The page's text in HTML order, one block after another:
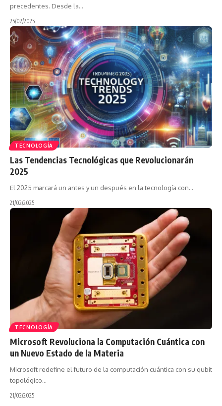
precedentes. Desde la…
25/02/2025
TECNOLOGÍA
Las Tendencias Tecnológicas que Revolucionarán
2025
El 2025 marcará un antes y un después en la tecnología con…
21/02/2025
TECNOLOGÍA
Microsoft Revoluciona la Computación Cuántica con
un Nuevo Estado de la Materia
Microsoft redefine el futuro de la computación cuántica con su qubit
topológico…
21/02/2025